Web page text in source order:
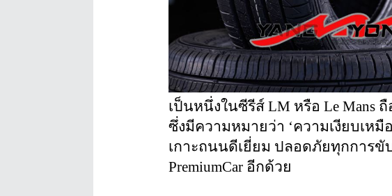
เป็นหนึ่งในซีรีส์ LM หรือ Le Mans​
ซึ่งมีความหมายว่า ‘ความเงียบเห
เกาะถนนดีเยี่ยม ปลอดภัยทุกการขับ
PremiumCar อีกด้วย